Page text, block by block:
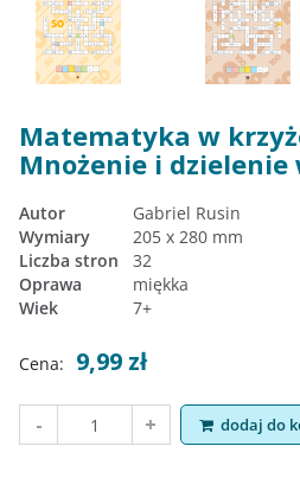
Matematyka w
Mnożenie i dzielenie
Autor
Gabriel Rusin
Wymiary
205 x 280 mm
Liczba stron
32
Oprawa
miękka
Wiek
7+
Cena: 9,99 zł
dodaj do